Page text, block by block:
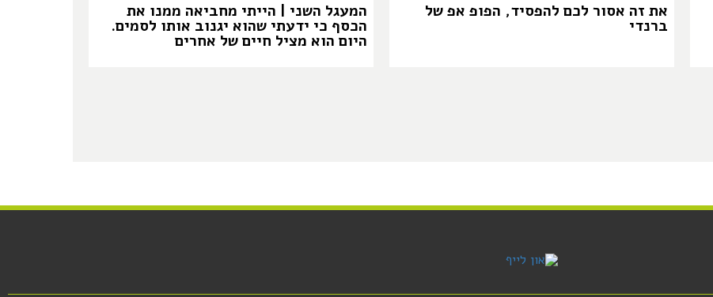
את זה אסור לכם להפסיד, הפופ אפ של
ברנדי
המעגל השני | הייתי מחביאה ממנו את
הכסף כי ידעתי שהוא יגנוב אותו לסמים.
היום הוא מציל חיים של אחרים